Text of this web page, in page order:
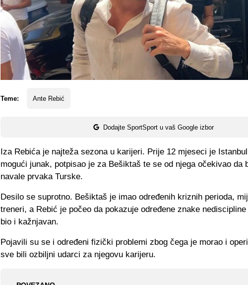
Teme: Ante Rebić
Dodajte SportSport u vaš Google izbor
Iza Rebića je najteža sezona u karijeri. Prije 12 mjeseci je
mogući junak, potpisao je za Bešiktaš te se od njega očekivao da
navale prvaka Turske.
Desilo se suprotno. Bešiktaš je imao određenih kriznih perioda,
treneri, a Rebić je počeo da pokazuje određene znake
bio i kažnjavan.
Pojavili su se i određeni fizički problemi zbog čega je morao i
sve bili ozbiljni udarci za njegovu karijeru.